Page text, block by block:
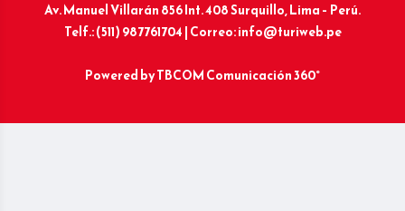
Av. Manuel Villarán 856 Int. 408 Surquillo, Lima – Perú.
Telf.: (511) 987761704 | Correo: info@turiweb.pe
Powered byTBCOM Comunicación 360°